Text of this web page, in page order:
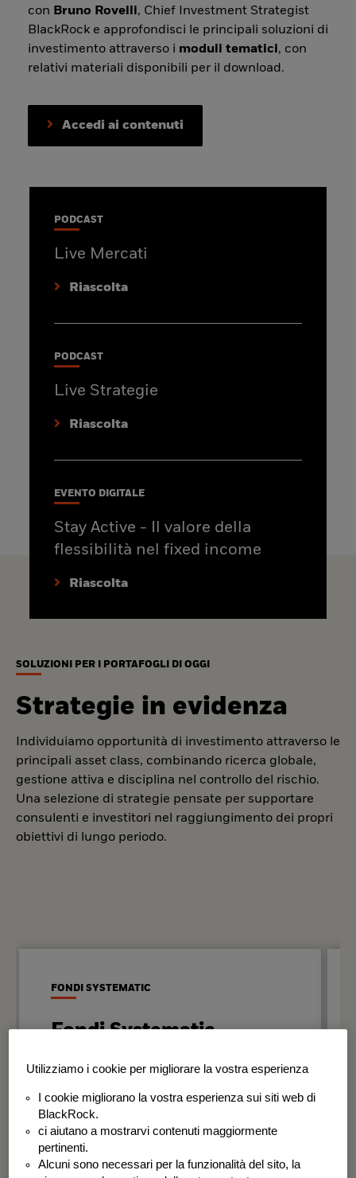
con Bruno Rovelli, Chief Investment Strategist
BlackRock e approfondisci le principali soluzioni di
investimento attraverso i moduli tematici, con
relativi materiali disponibili per il download.
Accedi ai contenuti
PODCAST
Live Mercati
Riascolta
PODCAST
Live Strategie
Riascolta
EVENTO DIGITALE
Stay Active - Il valore della
flessibilità nel fixed income
Riascolta
SOLUZIONI PER I PORTAFOGLI DI OGGI
Strategie in evidenza
Individuiamo opportunità di investimento attraverso le
principali asset class, combinando ricerca globale,
gestione attiva e disciplina nel controllo del rischio.
Una selezione di strategie pensate per supportare
consulenti e investitori nel raggiungimento dei propri
obiettivi di lungo periodo.
FONDI SYSTEMATIC
Fondi Systematic
Strategie quantitative basate sui dati
disciplinato e coerente nel tempo.
BSF Systematic World Equity Fund
BGF Systematic Global Equity High
Utilizziamo i cookie per migliorare la vostra esperienza
I cookie migliorano la vostra esperienza sui siti web di
BlackRock.
ci aiutano a mostrarvi contenuti maggiormente
pertinenti.
Alcuni sono necessari per la funzionalità del sito, la